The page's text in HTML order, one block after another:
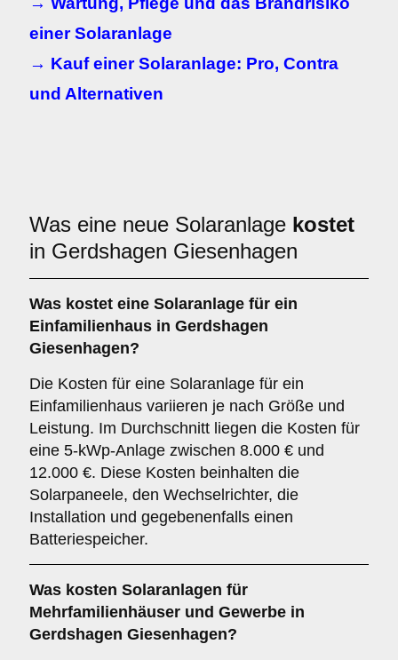
einer Solaranlage
→ Kauf einer Solaranlage: Pro, Contra
und Alternativen
Was eine neue Solaranlage kostet
in Gerdshagen Giesenhagen
Was kostet eine Solaranlage für ein
Einfamilienhaus in Gerdshagen
Giesenhagen?
Die Kosten für eine Solaranlage für ein
Einfamilienhaus variieren je nach Größe und
Leistung. Im Durchschnitt liegen die Kosten für
eine 5-kWp-Anlage zwischen 8.000 € und
12.000 €. Diese Kosten beinhalten die
Solarpaneele, den Wechselrichter, die
Installation und gegebenenfalls einen
Batteriespeicher.
Was kosten Solaranlagen für
Mehrfamilienhäuser und Gewerbe in
Gerdshagen Giesenhagen?